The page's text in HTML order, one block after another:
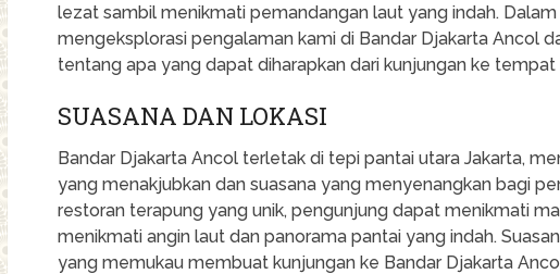
lezat sambil menikmati pemandangan laut yang indah. Dalam
mengeksplorasi pengalaman kami di Bandar Djakarta Ancol
tentang apa yang dapat diharapkan dari kunjungan ke tempat
SUASANA DAN LOKASI
Bandar Djakarta Ancol terletak di tepi pantai utara Jakarta,
yang menakjubkan dan suasana yang menyenangkan bagi
restoran terapung yang unik, pengunjung dapat menikmati
menikmati angin laut dan panorama pantai yang indah.
yang memukau membuat kunjungan ke Bandar Djakarta